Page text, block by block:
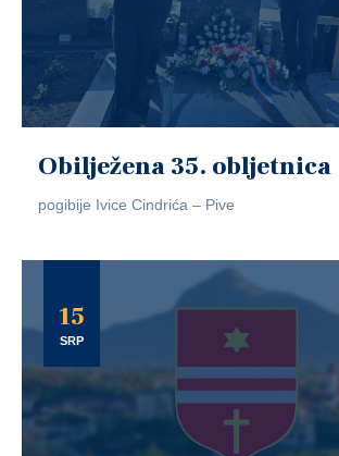
Obilježena 35. obljetnica
pogibije Ivice Cindrića – Pive
15
SRP